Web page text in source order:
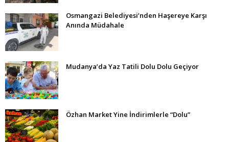
Osmangazi Belediyesi’nden Haşereye Karşı
Anında Müdahale
Mudanya’da Yaz Tatili Dolu Dolu Geçiyor
Özhan Market Yine İndirimlerle “Dolu”